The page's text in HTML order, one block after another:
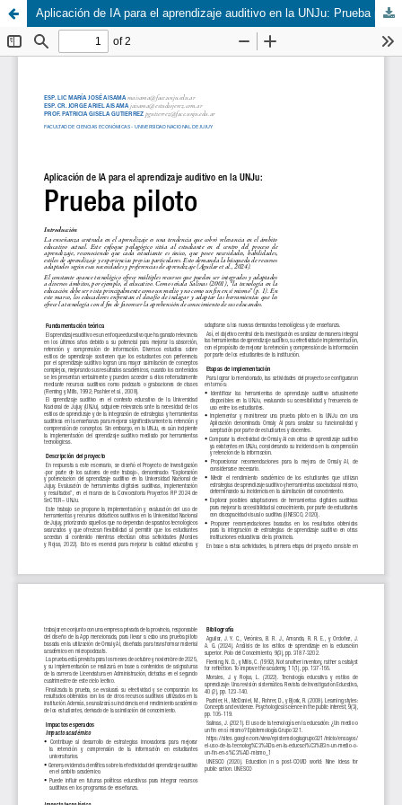
Aplicación de IA para el aprendizaje auditivo en la UNJu: Prueba piloto